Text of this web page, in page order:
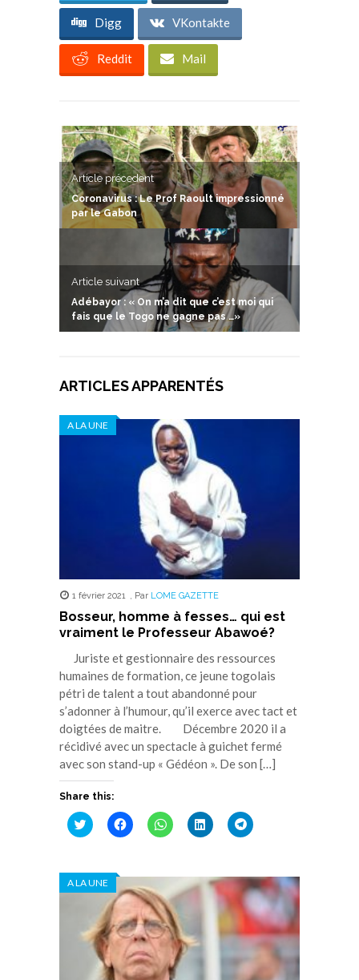
Digg VKontakte
Reddit Mail
Article précedent
Coronavirus : Le Prof Raoult impressionné
par le Gabon
Article suivant
Adébayor : « On m’a dit que c’est moi qui
fais que le Togo ne gagne pas …»
ARTICLES APPARENTÉS
A LA UNE
1 février 2021 , Par LOME GAZETTE
Bosseur, homme à fesses… qui est
vraiment le Professeur Abawoé?
Juriste et gestionnaire des ressources
humaines de formation, ce jeune togolais
pétri de talent a tout abandonné pour
s’adonner à l’humour, qu’il exerce avec tact et
doigtées de maitre. Décembre 2020 il a
récidivé avec un spectacle à guichet fermé
avec son stand-up « Gédéon ». De son […]
Share this:
Cliquez
pour
dans
une
nouvelle
fenêtre)
Cliquez
pour
dans
une
nouvelle
fenêtre)
Cliquez
pour
dans
une
nouvelle
fenêtre)
Cliquez
pour
dans
une
nouvelle
fenêtre)
Cliquez
pour
dans
une
nouvelle
fenêtre)
A LA UNE